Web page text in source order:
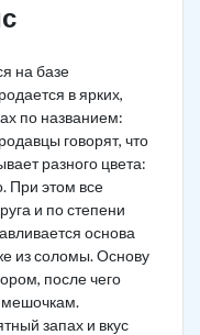
на базе
в ярких,
по названием:
говорят, что
разного цвета:
При этом все
и по степени
основа
из соломы. Основу
после чего
мешочкам.
запах и вкус